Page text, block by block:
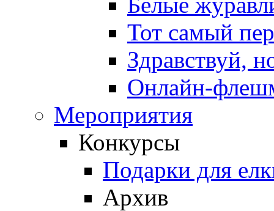
Тот самый
Здравствуй,
Онлайн-
Мероприятия
Конкурсы
Подарки для
Архив